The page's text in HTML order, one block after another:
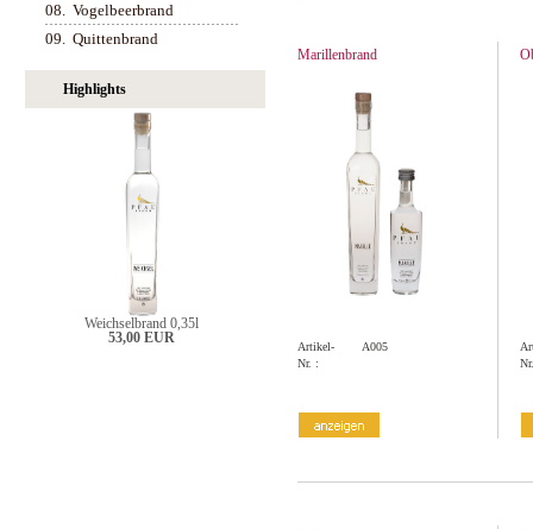
08. Vogelbeerbrand
09. Quittenbrand
Highlights
Weichselbrand 0,35l
53,00 EUR
Marillenbrand
Artikel-
Nr. :
A005